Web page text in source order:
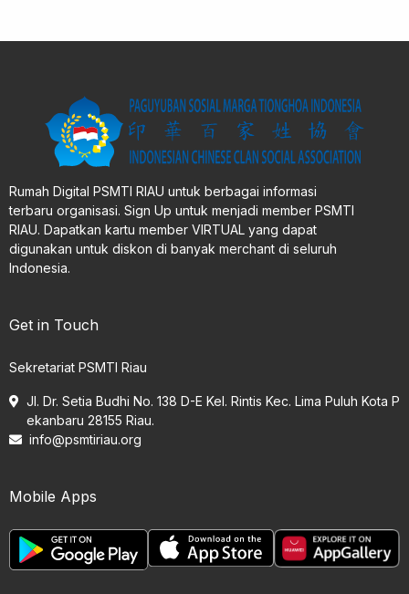
Rumah Digital PSMTI RIAU untuk berbagai informasi
terbaru organisasi. Sign Up untuk menjadi member PSMTI
RIAU. Dapatkan kartu member VIRTUAL yang dapat
digunakan untuk diskon di banyak merchant di seluruh
Indonesia.
Get in Touch
Sekretariat PSMTI Riau
Jl. Dr. Setia Budhi No. 138 D-E Kel. Rintis Kec. Lima Puluh Kota P
ekanbaru 28155 Riau.
info@psmtiriau.org
Mobile Apps